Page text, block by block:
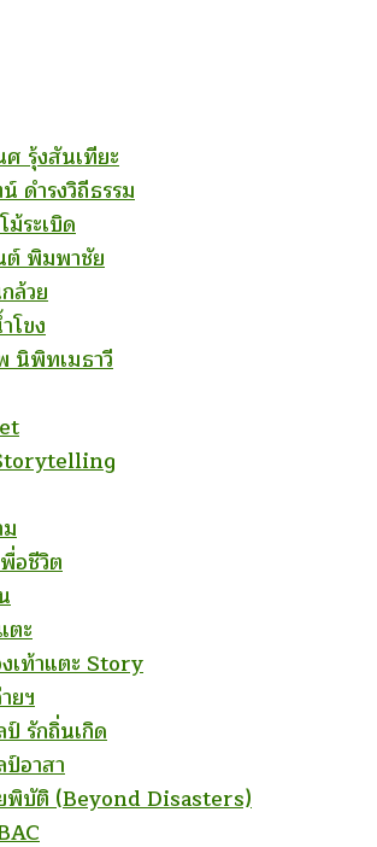
รุ้งสันเทียะ
ดำรงวิถีธรรม
ระเบิด
ต์ พิมพาชัย
ล้วย
โขง
นิพิทเมธาวี
อชีวิต
ตะ
เท้าแตะ Story
ยฯ
รักถิ่นเกิด
อาสา
พิบัติ (Beyond Disasters)